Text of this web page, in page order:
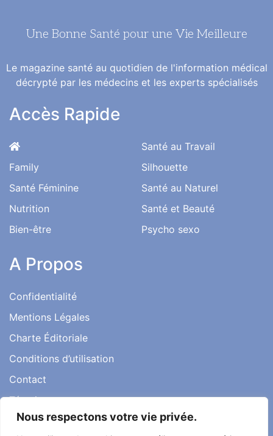
Nous respectons votre vie privée.
Une Bonne Santé pour une Vie Meilleure
Le magazine santé au quotidien de l'information médical
décrypté par les médecins et les experts spécialisés
Accès Rapide
Family
Santé Féminine
Nutrition
Bien-être
Santé au Travail
Silhouette
Santé au Naturel
Santé et Beauté
Psycho sexo
A Propos
Confidentialité
Mentions Légales
Charte Éditoriale
Conditions d’utilisation
Contact
Témoignages